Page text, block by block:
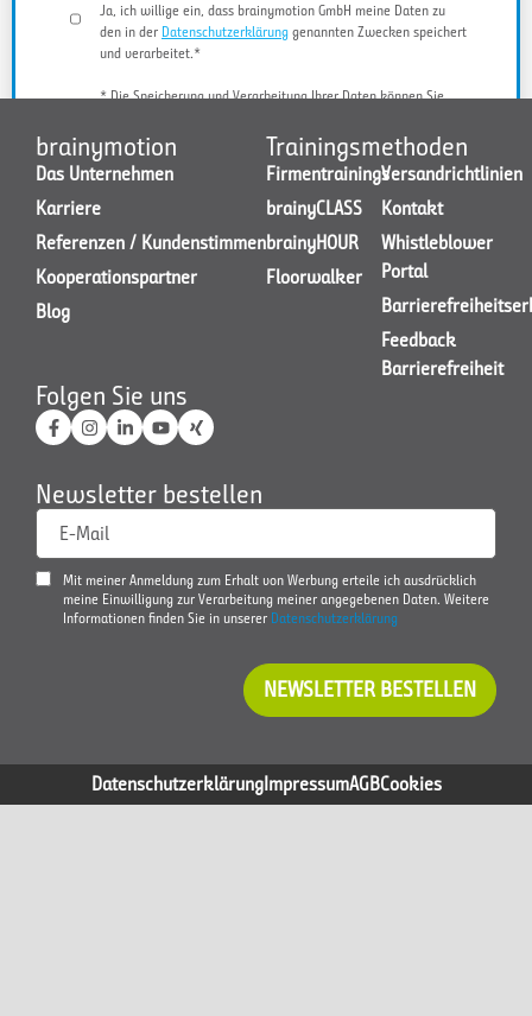
Ja, ich willige ein, dass brainymotion GmbH meine Daten zu
den in der Datenschutzerklärung genannten Zwecken speichert
und verarbeitet.*
* Die Speicherung und Verarbeitung Ihrer Daten können Sie
JETZT KONTAKT AUFNEHMEN
brainymotion
Das Unternehmen
Karriere
Referenzen / Kundenstimmen
Kooperationspartner
Blog
Trainingsmethoden
Firmentrainings
brainyCLASS
brainyHOUR
Floorwalker
Versandrichtlinien
Kontakt
Whistleblower
Portal
Feedback
Barrierefreiheit
Folgen Sie uns
Newsletter bestellen
E-Mail
Mit meiner Anmeldung zum Erhalt von Werbung erteile ich ausdrücklich
meine Einwilligung zur Verarbeitung meiner angegebenen Daten. Weitere
Informationen finden Sie in unserer Datenschutzerklärung
NEWSLETTER BESTELLEN
DatenschutzerklärungImpressumAGBCookies